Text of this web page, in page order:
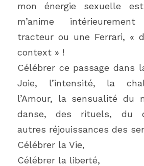
mon énergie sexuelle
m’anime
tracteur ou une Ferrari, «
context » !
Célébrer ce passage dans
Joie, l’intensité, la
l’Amour, la sensualité du
danse, des rituels, du
autres réjouissances des
Célébrer la Vie,
Célébrer la liberté,